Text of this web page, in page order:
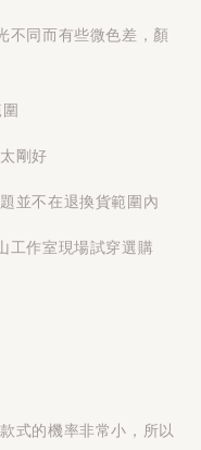
不同而有些微色差，顏
剛好
並不在退換貨範圍內
工作室現場試穿選購
式的機率非常小，所以